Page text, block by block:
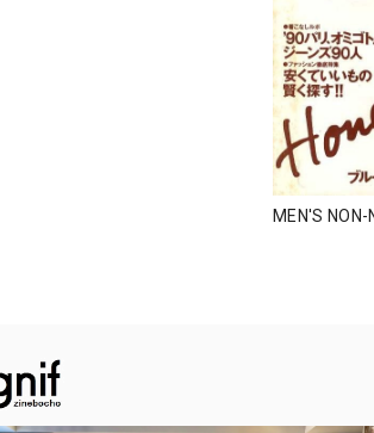
MEN'S